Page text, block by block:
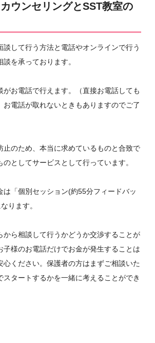
ウンセリングとSST教室の
談して行う方法と電話やオンラインで行う
を承っております。
がお電話で行えます。（直接お電話しても
お電話が取れないときもありますのでご了
止のため、本当に求めているものと合致で
のとしてサービスとして行っています。
は「個別セッション(約55分フィードバッ
ります。
ら相談して行うかどうか交渉することが
子様のお電話だけでお金が発生することは
心ください。保護者の方はまずご相談いた
スタートするかを一緒に考えることができ